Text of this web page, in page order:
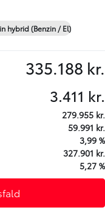
hybrid (Benzin / El)
335.188 kr.
3.411 kr.
279.955 kr.
59.991 kr.
3,99 %
327.901 kr.
5,27 %